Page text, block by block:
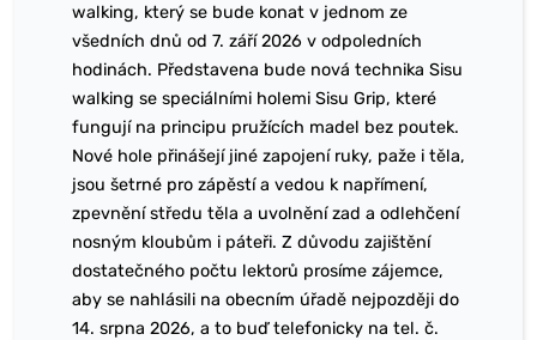
walking, který se bude konat v jednom ze
všedních dnů od 7. září 2026 v odpoledních
hodinách. Představena bude nová technika Sisu
walking se speciálními holemi Sisu Grip, které
fungují na principu pružících madel bez poutek.
Nové hole přinášejí jiné zapojení ruky, paže i těla,
jsou šetrné pro zápěstí a vedou k napřímení,
zpevnění středu těla a uvolnění zad a odlehčení
nosným kloubům i páteři. Z důvodu zajištění
dostatečného počtu lektorů prosíme zájemce,
aby se nahlásili na obecním úřadě nejpozději do
14. srpna 2026, a to buď telefonicky na tel. č.